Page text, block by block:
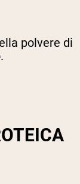
polvere di